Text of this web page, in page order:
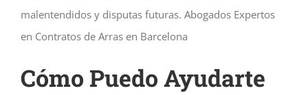
malentendidos y disputas futuras. Abogados Expertos
en Contratos de Arras en Barcelona
Cómo Puedo Ayudarte